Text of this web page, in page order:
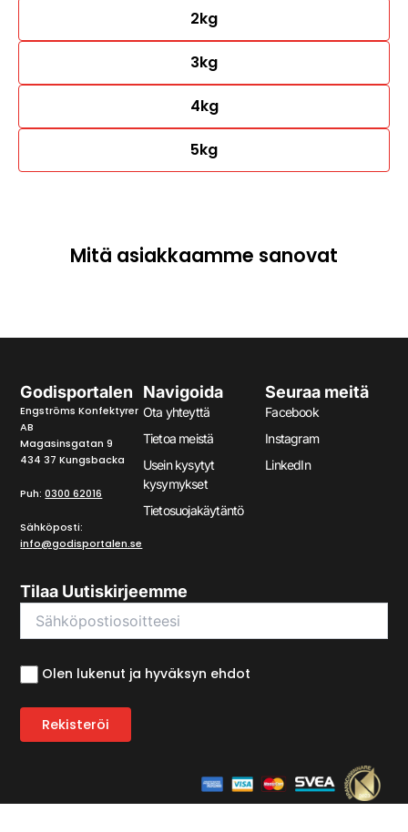
2kg
3kg
4kg
5kg
Mitä asiakkaamme sanovat
Godisportalen
Engströms Konfektyrer
AB
Magasinsgatan 9
434 37 Kungsbacka
Puh:0300 62016
Sähköposti:
info@godisportalen.se
Navigoida
Ota yhteyttä
Tietoa meistä
Usein kysytyt
kysymykset
Tietosuojakäytäntö
Seuraa meitä
Facebook
Instagram
LinkedIn
Tilaa Uutiskirjeemme
Olen lukenut ja hyväksyn ehdot